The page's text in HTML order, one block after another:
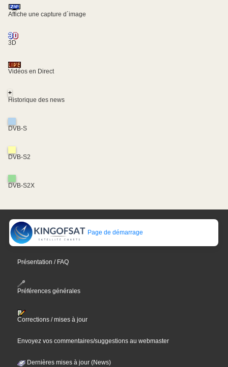
Affiche une capture d´image
3D
Vidéos en Direct
+
Historique des news
DVB-S
DVB-S2
DVB-S2X
Page de démarrage
Présentation / FAQ
Préférences générales
Corrections / mises à jour
Envoyez vos commentaires/suggestions au webmaster
Dernières mises à jour (News)